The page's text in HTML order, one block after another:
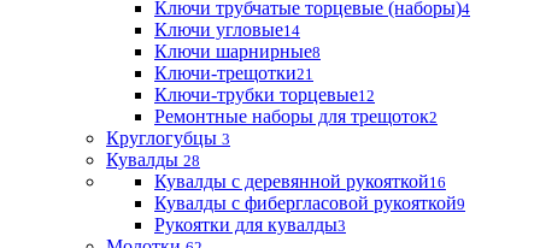
Ключи трубчатые торцевые (наборы)4
Ключи угловые14
Ключи шарнирные8
Ключи-трещотки21
Ключи-трубки торцевые12
Ремонтные наборы для трещоток2
Круглогубцы 3
Кувалды 28
Кувалды с деревянной рукояткой16
Кувалды с фибергласовой рукояткой9
Рукоятки для кувалды3